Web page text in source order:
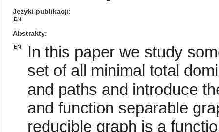
Języki publikacji
EN
Abstrakty
EN
In this paper we study
set of all minimal total
and paths and introduce
and function separable
reducible graph is a